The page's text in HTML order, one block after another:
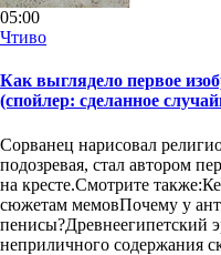
05:00
Чтиво
Как выглядело первое
(спойлер: сделанное
Сорванец нарисовал
подозревая, стал автором
на кресте.Смотрите
сюжетам мемовПочему у
пенисы?Древнеегипетский
неприличного содержания